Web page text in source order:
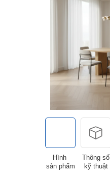
Hình
sản phẩm
Thông số
kỹ thuật